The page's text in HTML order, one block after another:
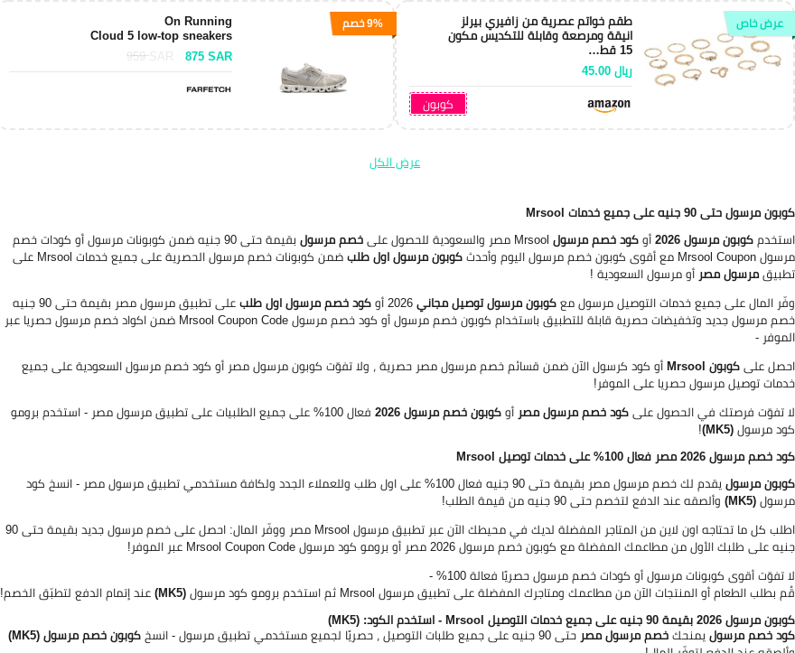
عرض خاص طقم خواتم عصرية من زافيري بيرلز
انيقة ومرصعة وقابلة للتكديس مكون
15 قط…
ريال
كوبون
9% خصم On Running
Cloud 5 low-top sneakers
SAR
875
عرض الكل
كوبون مرسول حتى 90 جنيه على جميع خدمات Mrsool
استخدمكوبون مرسول 2026 أوكود خصم مرسول خصم مرسول بقيمة حتى 90 جنيه ضمن كوبونات مرسول أو كودات خصم
مرسول Mrsool Coupon مع أقوى كوبون خصم مرسول اليوم وأحدث كوبون مرسول اول طلب ضمن كوبونات خصم مرسول الحصرية على جميع خدمات Mrsool على
تطبيقمرسول مصر أو مرسول السعودية !
وفّر المال على جميع خدمات التوصيل مرسول معكوبون مرسول توصيل مجاني كود خصم مرسول اول طلب على تطبيق مرسول مصر بقيمة حتى 90 جنيه
خصم مرسول جديد وتخفيضات حصرية قابلة للتطبيق باستخدام كوبون خصم مرسول أو كود خصم مرسول Mrsool Coupon Code ضمن اكواد خصم مرسول حصريا عبر
الموفر -
احصل علىكوبون Mrsool أو كود كرسول الآن ضمن قسائم خصم مرسول مصر حصرية ، ولا تفوّت كوبون مرسول مصر أو كود خصم مرسول السعودية على جميع
خدمات توصيل مرسول حصريا على الموفر!
لا تفوّت فرصتك في الحصول علىكود خصم مرسول مصر أوكوبون خصم مرسول 2026 فعال 100% على جميع الطلبيات على تطبيق مرسول مصر - استخدم برومو
كود مرسول(MK5)
!
كود خصم مرسول 2026 مصر فعال 100% على خدمات توصيل Mrsool
كوبون مرسول
يقدم لك خصم مرسول مصر بقيمة حتى 90 جنيه فعال 100% على اول طلب وللعملاء الجدد ولكافة مستخدمي تطبيق مرسول مصر - انسخ كود
مرسول(MK5)
وألصقه عند الدفع لتخصم حتى 90 جنيه من قيمة الطلب!
اطلب كل ما تحتاجه اون لاين من المتاجر المفضلة لديك في محيطك الآن عبر تطبيق مرسول Mrsool مصر ووفّر المال: احصل على خصم مرسول جديد بقيمة حتى 90
جنيه على طلبك الأول من مطاعمك المفضلة مع كوبون خصم مرسول 2026 مصر أو برومو كود مرسول Mrsool Coupon Code عبر الموفر!
لا تفوّت أقوى كوبونات مرسول أو كودات خصم مرسول حصريًا فعالة 100% -
قُم بطلب الطعام أو المنتجات الآن من مطاعمك ومتاجرك المفضلة على تطبيق مرسول Mrsool ثم استخدم برومو كود مرسول (MK5)
عند إتمام الدفع لتطبّق الخصم!
كوبون مرسول 2026 بقيمة 90 جنيه على جميع خدمات التوصيل Mrsool - استخدم الكود: (MK5)
كود خصم مرسول يمنحكخصم مرسول مصر حتى 90 جنيه على جميع طلبات التوصيل ، حصريًا لجميع مستخدمي تطبيق مرسول - انسخ كوبون خصم مرسول (MK5)